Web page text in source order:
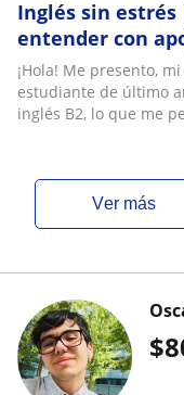
Inglés sin
entender con
online
¡Hola! Me presento,
estudiante de último
inglés B2, lo que me
ver más
$